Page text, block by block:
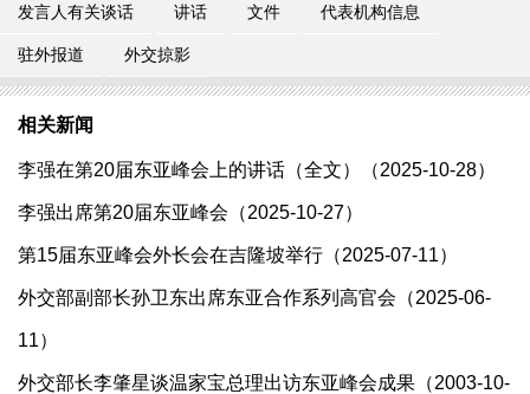
发言人有关谈话 讲话 文件 代表机构信息
驻外报道 外交掠影
相关新闻
李强在第20届东亚峰会上的讲话（全文）（2025-10-28）
李强出席第20届东亚峰会（2025-10-27）
第15届东亚峰会外长会在吉隆坡举行（2025-07-11）
外交部副部长孙卫东出席东亚合作系列高官会（2025-06-
11）
外交部长李肇星谈温家宝总理出访东亚峰会成果（2003-10-